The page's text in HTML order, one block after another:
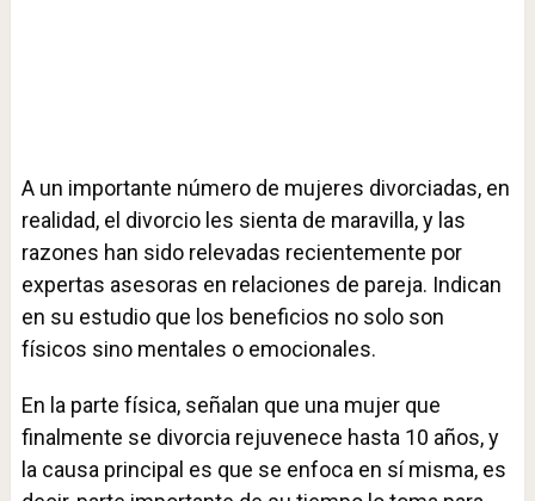
A un importante número de mujeres divorciadas, en
realidad, el divorcio les sienta de maravilla, y las
razones han sido relevadas recientemente por
expertas asesoras en relaciones de pareja. Indican
en su estudio que los beneficios no solo son
físicos sino mentales o emocionales.
En la parte física, señalan que una mujer que
finalmente se divorcia rejuvenece hasta 10 años, y
la causa principal es que se enfoca en sí misma, es